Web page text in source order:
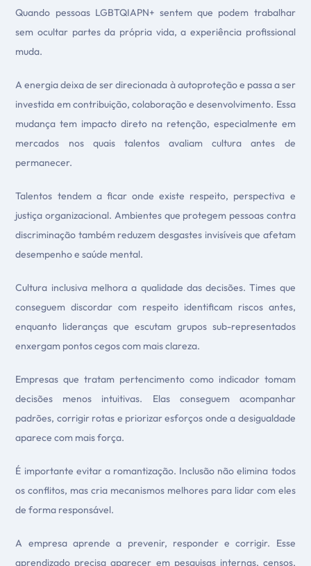
Quando pessoas LGBTQIAPN+ sentem que podem trabalhar
sem ocultar partes da própria vida, a experiência profissional
muda.
A energia deixa de ser direcionada à autoproteção e passa a ser
investida em contribuição, colaboração e desenvolvimento. Essa
mudança tem impacto direto na retenção, especialmente em
mercados nos quais talentos avaliam cultura antes de
permanecer.
Talentos tendem a ficar onde existe respeito, perspectiva e
justiça organizacional. Ambientes que protegem pessoas contra
discriminação também reduzem desgastes invisíveis que afetam
desempenho e saúde mental.
Cultura inclusiva melhora a qualidade das decisões. Times que
conseguem discordar com respeito identificam riscos antes,
enquanto lideranças que escutam grupos sub-representados
enxergam pontos cegos com mais clareza.
Empresas que tratam pertencimento como indicador tomam
decisões menos intuitivas. Elas conseguem acompanhar
padrões, corrigir rotas e priorizar esforços onde a desigualdade
aparece com mais força.
É importante evitar a romantização. Inclusão não elimina todos
os conflitos, mas cria mecanismos melhores para lidar com eles
de forma responsável.
A empresa aprende a prevenir, responder e corrigir. Esse
aprendizado precisa aparecer em pesquisas internas, censos,